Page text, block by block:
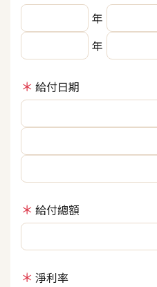
年
年
給付日期
給付總額
淨利率